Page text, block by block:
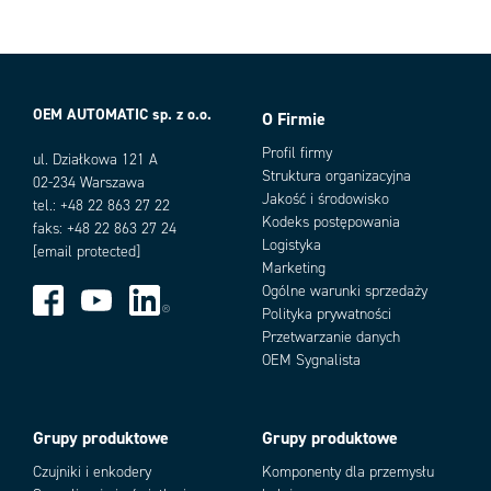
Liczba otworów montażowych 4 szt
Masa
Materiał Poliamid 6.6
Materiał uszczelek TPE
Max. temperatura pracy 90 °C
-40 °C
Montaż Śrubowy
Number of cables x cable diameter
10 x 3.2mm-6.3mm, 3 x 16.0mm-
20.5mm
M5
Standard UL UL 508A
Szerokość 58 mm
Warianty produktu
Add as new cart row
OEM AUTOMATIC sp. z o.o.
ul. Działkowa 121 A
02-234 Warszawa
tel.: +48 22 863 27 22
faks: +48 22 863 27 24
[email protected]
O Firmie
Profil firmy
Struktura organizacyjna
Jakość i środowisko
Kodeks postępowania
Logistyka
Marketing
Ogólne warunki sprzedaży
Polityka prywatności
Przetwarzanie danych
OEM Sygnalista
Grupy produktowe
Czujniki i enkodery
Grupy produktowe
Komponenty dla przemysłu